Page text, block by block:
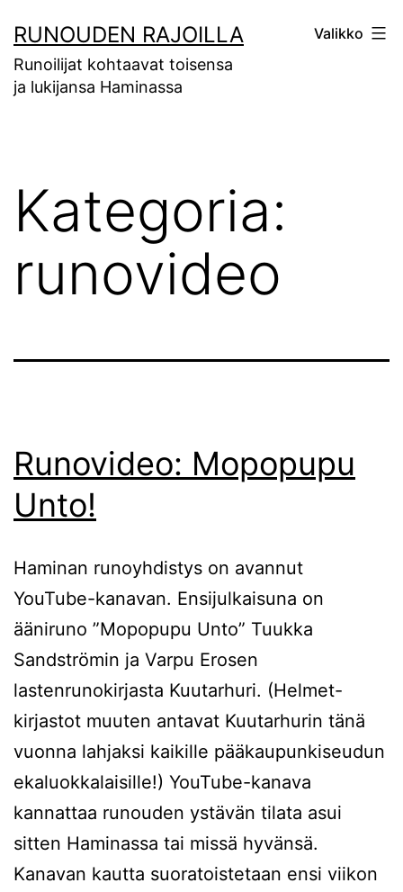
sisältöön
RUNOUDEN RAJOILLA
Runoilijat kohtaavat toisensa
ja lukijansa Haminassa
Valikko
Kategoria:
runovideo
Runovideo: Mopopupu
Unto!
Haminan runoyhdistys on avannut
YouTube-kanavan. Ensijulkaisuna on
ääniruno ”Mopopupu Unto” Tuukka
Sandströmin ja Varpu Erosen
lastenrunokirjasta Kuutarhuri. (Helmet-
kirjastot muuten antavat Kuutarhurin tänä
vuonna lahjaksi kaikille pääkaupunkiseudun
ekaluokkalaisille!) YouTube-kanava
kannattaa runouden ystävän tilata asui
sitten Haminassa tai missä hyvänsä.
Kanavan kautta suoratoistetaan ensi viikon